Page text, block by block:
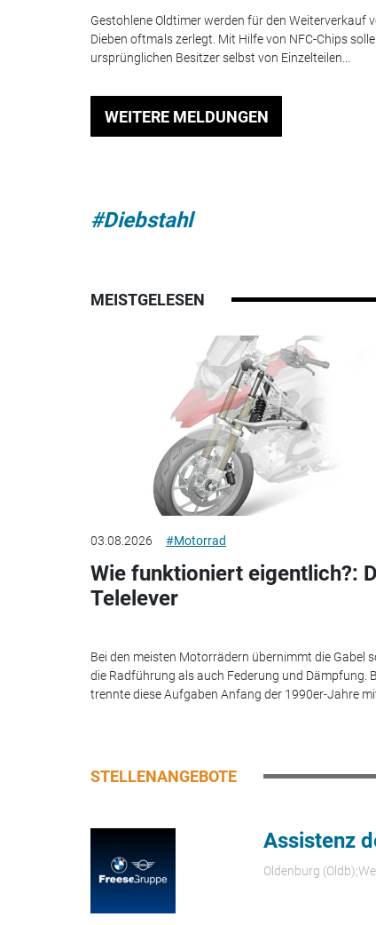
Gestohlene Oldtimer werden für den Weiterverkauf
Dieben oftmals zerlegt. Mit Hilfe von NFC-Chips
ursprünglichen Besitzer selbst von Einzelteilen...
WEITERE MELDUNGEN
#Diebstahl
MEISTGELESEN
03.08.2026 #Motorrad
Wie funktioniert eigentlich?:
Telelever
Bei den meisten Motorrädern übernimmt die Gabel
die Radführung als auch Federung und Dämpfung.
trennte diese Aufgaben Anfang der 1990er-Jahre
STELLENANGEBOTE
Assistenz
Oldenburg